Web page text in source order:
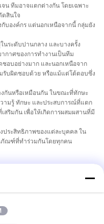
น ทีมอาจแตกต่างกัน โดยเฉพาะ
ดสินใจ
บองค์กร แต่นอกเหนือจากนี้ กลุ่มยัง
ระดับปานกลาง และบางครั้ง
กาศของการทำงานเป็นทีม
อบอย่างมาก และนอกเหนือจาก
บผิดชอบด้วย หรือแม้แต่โต้ตอบซึ่ง
กันหรือเหมือนกัน ในขณะที่ทักษะ
ามรู้ ทักษะ และประสบการณ์ที่แตก
สริมกัน เพื่อให้เกิดการผสมผสานที่มี
ประสิทธิภาพของแต่ละบุคคล ใน
ภัณฑ์ที่ทำร่วมกันโดยทุกคน
ห้าขั้นตอนที่จะช่วยให้ทีมของคุณตั้ง
กันจากภายนอกสู่ภายใน